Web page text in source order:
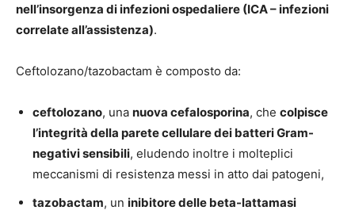
nell’insorgenza di infezioni ospedaliere (ICA – infezioni
correlate all’assistenza).
Ceftolozano/tazobactam è composto da:
ceftolozano, una nuova cefalosporina, che colpisce
l’integrità della parete cellulare dei batteri Gram-
negativi sensibili, eludendo inoltre i molteplici
meccanismi di resistenza messi in atto dai patogeni,
tazobactam, un inibitore delle beta-lattamasi